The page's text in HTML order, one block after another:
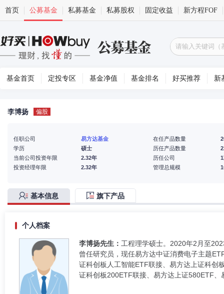
首页 公募基金 私募基金 私募股权 固定收益 新方程FOF
基金首页 定投专区 基金净值 基金排名 好买推荐 新
李博扬 偏股
任职公司
易方达基金
学历
硕士
当前公司投资年限
2.32年
投资经理年限
2.32年
在任产品数量
历任产品数量
历任公司
管理总规模
基本信息 旗下产品
个人档案
李博扬先生： 工程理学硕士。2020年2月至
曾任研究员，现任易方达中证消费电子主题
证科创板人工智能ETF联接、易方达上证科创
证科创板200ETF联接、易方达上证580ETF